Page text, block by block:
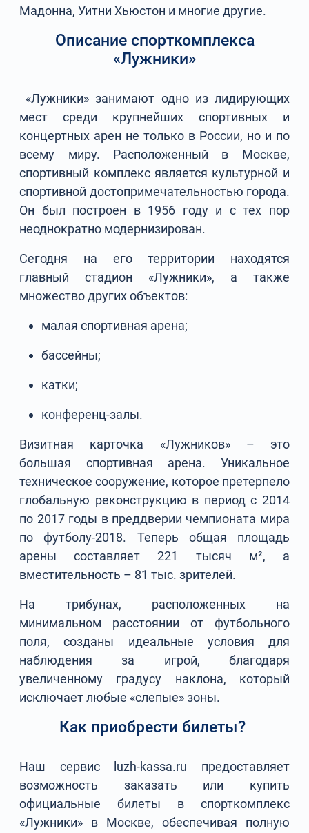
Мадонна, Уитни Хьюстон и многие другие.
Описание спорткомплекса
«Лужники»
«Лужники» занимают одно из лидирующих
мест среди крупнейших спортивных и
концертных арен не только в России, но и по
всему миру. Расположенный в Москве,
спортивный комплекс является культурной и
спортивной достопримечательностью города.
Он был построен в 1956 году и с тех пор
неоднократно модернизирован.
Сегодня на его территории находятся
главный стадион «Лужники», а также
множество других объектов:
малая спортивная арена;
бассейны;
катки;
конференц-залы.
Визитная карточка «Лужников» – это
большая спортивная арена. Уникальное
техническое сооружение, которое претерпело
глобальную реконструкцию в период с 2014
по 2017 годы в преддверии чемпионата мира
по футболу-2018. Теперь общая площадь
арены составляет 221 тысяч м², а
вместительность – 81 тыс. зрителей.
На трибунах, расположенных на
минимальном расстоянии от футбольного
поля, созданы идеальные условия для
наблюдения за игрой, благодаря
увеличенному градусу наклона, который
исключает любые «слепые» зоны.
Как приобрести билеты?
Наш сервис luzh-kassa.ru предоставляет
возможность заказать или купить
официальные билеты в спорткомплекс
«Лужники» в Москве, обеспечивая полную